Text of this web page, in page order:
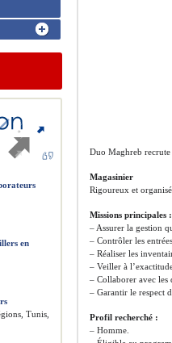
Duo Maghreb recrute
Magasinier
Rigoureux et
Missions principales :
– Assurer la gestion
– Contrôler les
– Réaliser les
– Veiller à
– Collaborer avec les
– Garantir le respect
Profil recherché :
– Homme.
en
Tunis,